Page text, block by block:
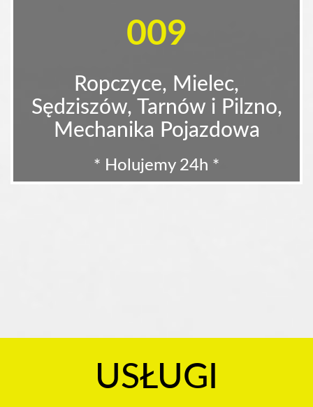
009
Ropczyce, Mielec,
Sędziszów, Tarnów i Pilzno,
Mechanika Pojazdowa
* Holujemy 24h *
USŁUGI